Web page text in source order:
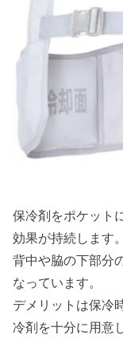
保冷剤をポケット
効果が持続します。
背中や脇の下部分
なっています。
デメリットは保冷
冷剤を十分に用意